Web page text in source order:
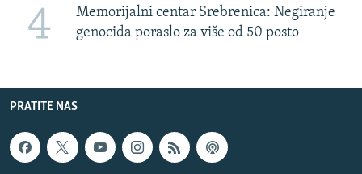
4
Memorijalni centar Srebrenica: Negiranje
genocida poraslo za više od 50 posto
PRATITE NAS